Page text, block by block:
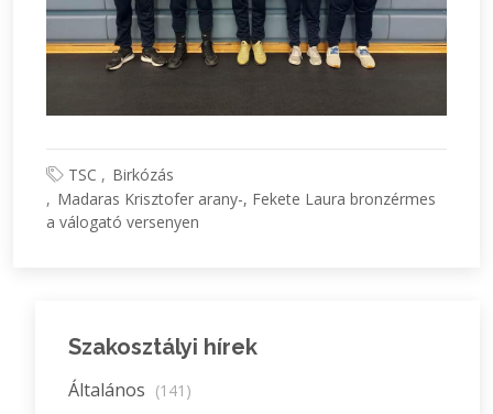
TSC
Birkózás
Madaras Krisztofer arany-, Fekete Laura bronzérmes
a válogató versenyen
Szakosztályi hírek
Általános (141)